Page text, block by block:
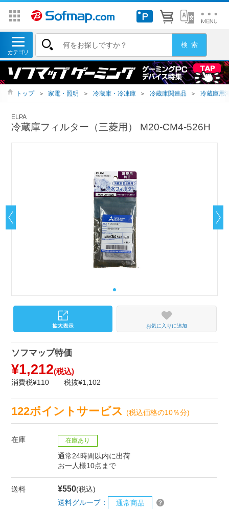
トップ ＞ 家電・照明 ＞ 冷蔵庫・冷凍庫 ＞ 冷蔵庫関連品 ＞ 冷蔵庫用
ELPA
冷蔵庫フィルター（三菱用） M20-CM4-526H
お気に入りに追加
ソフマップ特価
¥1,212(税込)
消費税¥110 税抜¥1,102
122ポイントサービス(税込価格の10％分)
在庫 在庫あり
通常24時間以内に出荷
お一人様10点まで
送料 ¥550(税込)
送料グループ：
通常商品